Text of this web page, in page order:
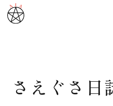
武道と医道
さえぐさ日